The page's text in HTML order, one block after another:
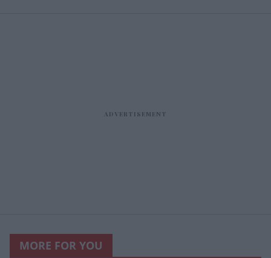
MORE FOR YOU